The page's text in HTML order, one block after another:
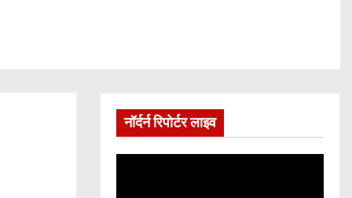
नॉर्दर्न रिपोर्टर लाइव